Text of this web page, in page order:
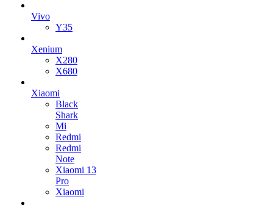
Vivo
Y35
Xenium
X280
X680
Xiaomi
Black
Shark
Mi
Redmi
Redmi
Note
Xiaomi 13
Pro
Xiaomi